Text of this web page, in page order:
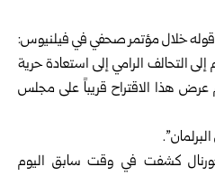
قوله خلال مؤتمر صحفي في فيلنيوس:
إلى التحالف الرامي إلى استعادة حرية
هذا الاقتراح قريباً على مجلس
كشفت في وقت سابق اليوم